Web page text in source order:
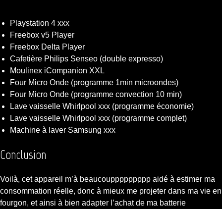
Playstation 4 xxx
Freebox v5 Player
Freebox Delta Player
Cafetière Philips Senseo (double expresso)
Moulinex iCompanion XXL
Four Micro Onde (programme 1min microondes)
Four Micro Onde (programme convection 10 min)
Lave vaisselle Whirlpool xxx (programme économie)
Lave vaisselle Whirlpool xxx (programme complet)
Machine à laver Samsung xxx
Conclusion
Voilà, cet appareil m’à beaucouppppppppp aidé à estimer ma
consommation réelle, donc à mieux me projeter dans ma vie en
fourgon, et ainsi à bien adapter l’achat de ma batterie